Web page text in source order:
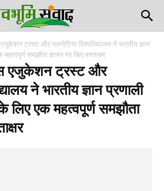
ट्रस्ट और गलगोटिया विश्वविद्यालय ने भारतीय ज्ञान
समझौता ज्ञापन पर किए हस्ताक्षर
एजुकेशन ट्रस्ट और
ने भारतीय ज्ञान प्रणाली
लिए एक महत्वपूर्ण समझौता